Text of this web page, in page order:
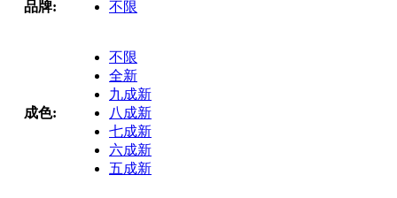
品牌: 不限
成色:
不限
全新
九成新
八成新
七成新
六成新
五成新